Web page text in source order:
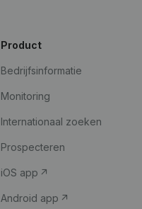
Product
Bedrijfsinformatie
Monitoring
Internationaal zoeken
Prospecteren
iOS app
Android app